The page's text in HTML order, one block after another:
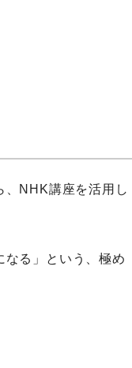
NHK講座を活用 し
る」
という、極め